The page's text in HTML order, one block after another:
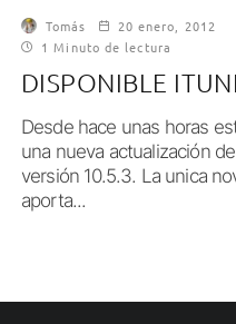
10.5.3
Tomás
20 enero, 2012
1 Minuto de lectura
DISPONIBLE
Desde hace unas horas
una nueva actualización
versión 10.5.3. La unica
aporta...